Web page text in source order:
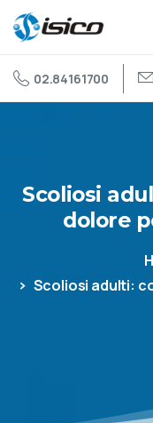
02.84161700
Scoliosi
dolore
Scoliosi adulti: